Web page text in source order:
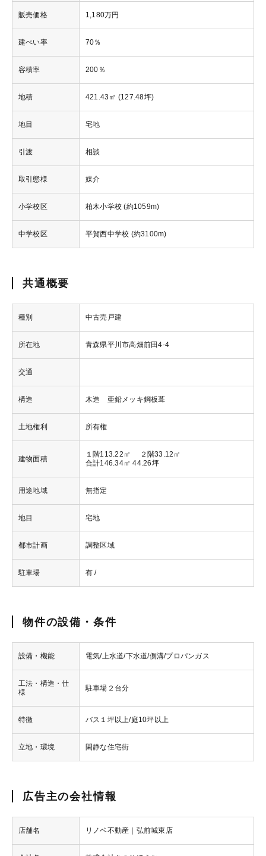
販売価格 1,180万円
建ぺい率 70％
容積率 200％
地積 421.43㎡ (127.48坪)
地目 宅地
引渡 相談
取引態様 媒介
小学校区 柏木小学校 (約1059m)
中学校区 平賀西中学校 (約3100m)
共通概要
種別 中古売戸建
所在地 青森県平川市高畑前田4-4
交通
構造 木造 亜鉛メッキ鋼板葺
土地権利 所有権
建物面積
１階113.22㎡ ２階33.12㎡
合計146.34㎡ 44.26坪
用途地域 無指定
地目 宅地
都市計画 調整区域
駐車場 有 /
物件の設備・条件
設備・機能 電気/上水道/下水道/側溝/プロパンガス
工法・構造・仕
様
駐車場２台分
特徴 バス１坪以上/庭10坪以上
立地・環境 閑静な住宅街
広告主の会社情報
店舗名 リノベ不動産｜弘前城東店